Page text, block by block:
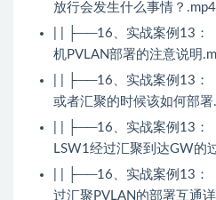
放行会发生什么事情？
| | ├──16、实战案例13：
机PVLAN部署的注意说明
| | ├──16、实战案例13：
或者汇聚的时候该如何部
| | ├──16、实战案例13：
LSW1经过汇聚到达GW的
| | ├──16、实战案例13：
过汇聚PVLAN的部署互通